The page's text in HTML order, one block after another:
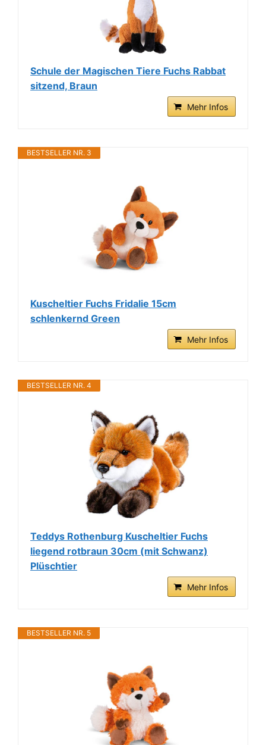
Schule der Magischen Tiere Fuchs Rabbat
sitzend, Braun
Mehr Infos
BESTSELLER NR. 3
Kuscheltier Fuchs Fridalie 15cm
schlenkernd Green
Mehr Infos
BESTSELLER NR. 4
Teddys Rothenburg Kuscheltier Fuchs
liegend rotbraun 30cm (mit Schwanz)
Plüschtier
Mehr Infos
BESTSELLER NR. 5